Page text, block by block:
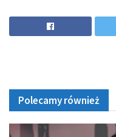
Polecamy również